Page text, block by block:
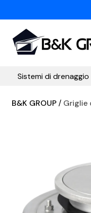
Sistemi di drenaggio
B&K GROUP Griglie